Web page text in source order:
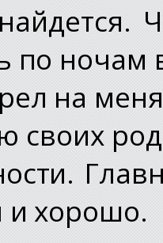
по
на
своих
и хорошо.